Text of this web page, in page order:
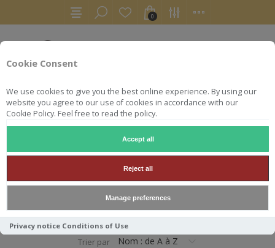
Cookie Consent
We use cookies to give you the best online experience. By using our
website you agree to our use of cookies in accordance with our
Cookie Policy. Feel free to read the policy.
Accept all
Reject all
Manage preferences
Privacy notice Conditions of Use
0
ACCUEIL SALON DU RHUM DEALS
SALON DU RHUM DEALS
Trier par